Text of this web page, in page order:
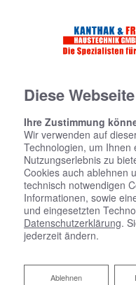
Startseite»Bad»
Luxus-Bad 4,6
Diese
Ihre Zustimmung
Wir verwenden auf
Technologien, um Ihnen
Nutzungserlebnis zu
Cookies auch ablehnen
technisch notwendigen
Informationen, sowie
und eingesetzten
Datenschutzerklärung.
jederzeit ändern.
Ablehnen
Ablehnen